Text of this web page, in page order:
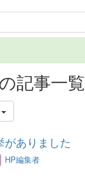
記事一覧
ありました
HP編集者